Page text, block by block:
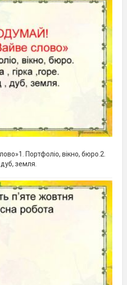
Портфоліо, вікно, бюро.2.
дуб, земля.